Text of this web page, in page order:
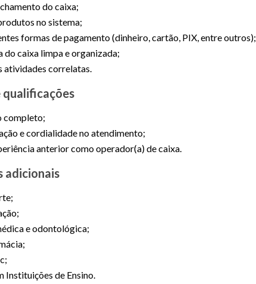
do caixa;
no sistema;
formas de pagamento (dinheiro, cartão, PIX, entre outros);
do caixa limpa e organizada;
atividades correlatas.
qualificações
completo;
e cordialidade no atendimento;
anterior como operador(a) de caixa.
adicionais
e odontológica;
Instituições de Ensino.